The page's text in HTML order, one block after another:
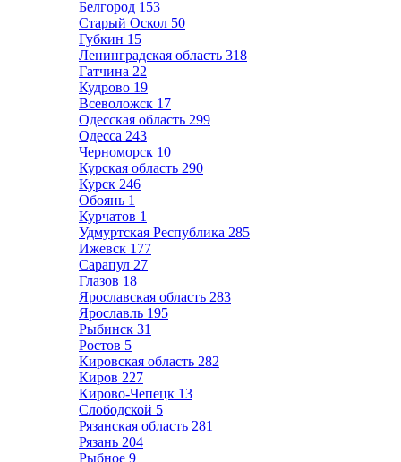
Белгород 153
Старый Оскол 50
Губкин 15
Ленинградская область 318
Гатчина 22
Кудрово 19
Всеволожск 17
Одесская область 299
Одесса 243
Черноморск 10
Курская область 290
Курск 246
Обоянь 1
Курчатов 1
Удмуртская Республика 285
Ижевск 177
Сарапул 27
Глазов 18
Ярославская область 283
Ярославль 195
Рыбинск 31
Ростов 5
Кировская область 282
Киров 227
Кирово-Чепецк 13
Слободской 5
Рязанская область 281
Рязань 204
Рыбное 9